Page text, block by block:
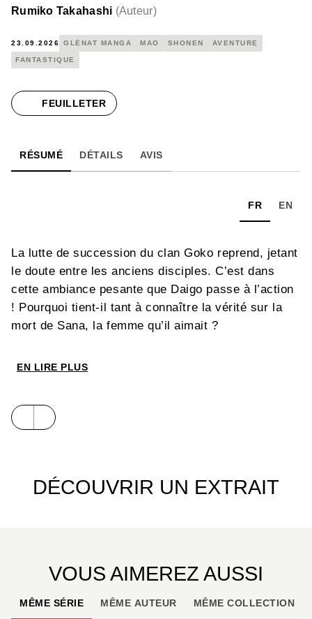
Rumiko Takahashi (Auteur)
23.09.2026 GLÉNAT MANGA MAO SHONEN AVENTURE
FANTASTIQUE
FEUILLETER
RÉSUMÉ DÉTAILS AVIS
FR EN
La lutte de succession du clan Goko reprend, jetant
le doute entre les anciens disciples. C’est dans
cette ambiance pesante que Daigo passe à l’action
! Pourquoi tient-il tant à connaître la vérité sur la
mort de Sana, la femme qu’il aimait ?
EN LIRE PLUS
DÉCOUVRIR UN EXTRAIT
VOUS AIMEREZ AUSSI
MÊME SÉRIE MÊME AUTEUR MÊME COLLECTION